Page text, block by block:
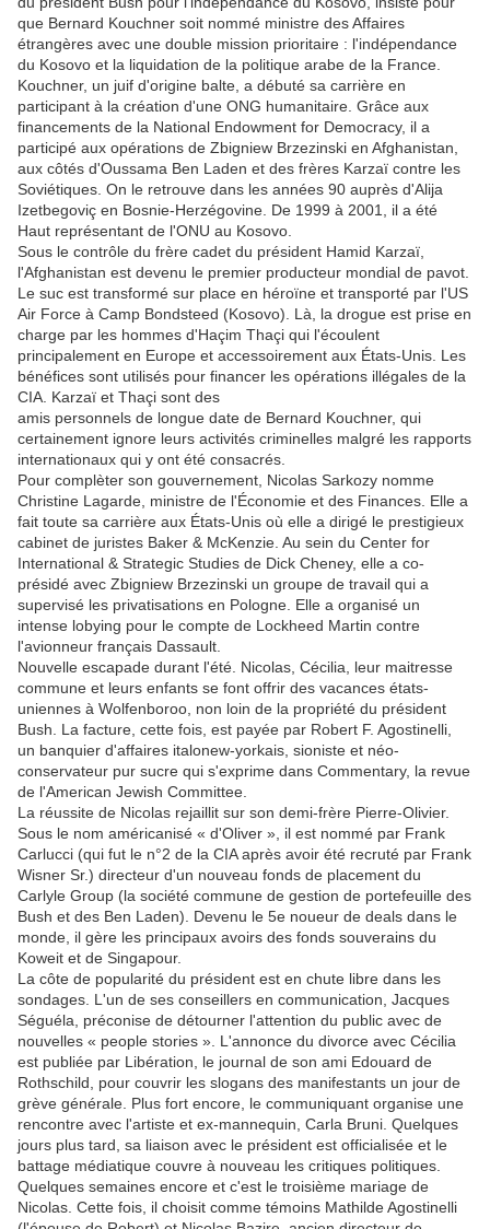
que Bernard Kouchner soit nommé ministre des Affaires
étrangères avec une double mission prioritaire : l'indépendance
du Kosovo et la liquidation de la politique arabe de la France.
Kouchner, un juif d'origine balte, a débuté sa carrière en
participant à la création d'une ONG humanitaire. Grâce aux
financements de la National Endowment for Democracy, il a
participé aux opérations de Zbigniew Brzezinski en Afghanistan,
aux côtés d'Oussama Ben Laden et des frères Karzaï contre les
Soviétiques. On le retrouve dans les années 90 auprès d'Alija
Izetbegoviç en Bosnie-Herzégovine. De 1999 à 2001, il a été
Haut représentant de l'ONU au Kosovo.
Sous le contrôle du frère cadet du président Hamid Karzaï,
l'Afghanistan est devenu le premier producteur mondial de pavot.
Le suc est transformé sur place en héroïne et transporté par l'US
Air Force à Camp Bondsteed (Kosovo). Là, la drogue est prise en
charge par les hommes d'Haçim Thaçi qui l'écoulent
principalement en Europe et accessoirement aux États-Unis. Les
bénéfices sont utilisés pour financer les opérations illégales de la
CIA. Karzaï et Thaçi sont des
amis personnels de longue date de Bernard Kouchner, qui
certainement ignore leurs activités criminelles malgré les rapports
internationaux qui y ont été consacrés.
Pour complèter son gouvernement, Nicolas Sarkozy nomme
Christine Lagarde, ministre de l'Économie et des Finances. Elle a
fait toute sa carrière aux États-Unis où elle a dirigé le prestigieux
cabinet de juristes Baker & McKenzie. Au sein du Center for
International & Strategic Studies de Dick Cheney, elle a co-
présidé avec Zbigniew Brzezinski un groupe de travail qui a
supervisé les privatisations en Pologne. Elle a organisé un
intense lobying pour le compte de Lockheed Martin contre
l'avionneur français Dassault.
Nouvelle escapade durant l'été. Nicolas, Cécilia, leur maitresse
commune et leurs enfants se font offrir des vacances états-
uniennes à Wolfenboroo, non loin de la propriété du président
Bush. La facture, cette fois, est payée par Robert F. Agostinelli,
un banquier d'affaires italonew-yorkais, sioniste et néo-
conservateur pur sucre qui s'exprime dans Commentary, la revue
de l'American Jewish Committee.
La réussite de Nicolas rejaillit sur son demi-frère Pierre-Olivier.
Sous le nom américanisé « d'Oliver », il est nommé par Frank
Carlucci (qui fut le n°2 de la CIA après avoir été recruté par Frank
Wisner Sr.) directeur d'un nouveau fonds de placement du
Carlyle Group (la société commune de gestion de portefeuille des
Bush et des Ben Laden). Devenu le 5e noueur de deals dans le
monde, il gère les principaux avoirs des fonds souverains du
Koweit et de Singapour.
La côte de popularité du président est en chute libre dans les
sondages. L'un de ses conseillers en communication, Jacques
Séguéla, préconise de détourner l'attention du public avec de
nouvelles « people stories ». L'annonce du divorce avec Cécilia
est publiée par Libération, le journal de son ami Edouard de
Rothschild, pour couvrir les slogans des manifestants un jour de
grève générale. Plus fort encore, le communiquant organise une
rencontre avec l'artiste et ex-mannequin, Carla Bruni. Quelques
jours plus tard, sa liaison avec le président est officialisée et le
battage médiatique couvre à nouveau les critiques politiques.
Quelques semaines encore et c'est le troisième mariage de
Nicolas. Cette fois, il choisit comme témoins Mathilde Agostinelli